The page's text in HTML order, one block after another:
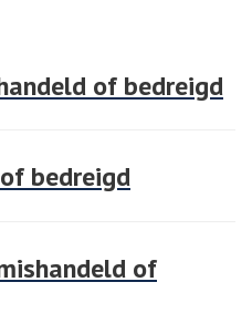
of bedreigd
bedreigd
of